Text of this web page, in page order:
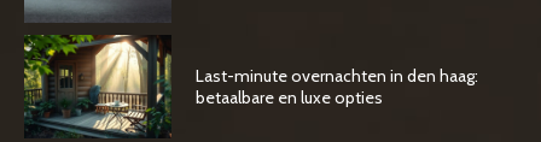
Last-minute overnachten in den haag:
betaalbare en luxe opties